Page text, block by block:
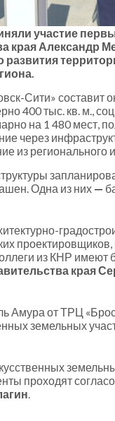
участие
края Александр
развития
Сити» составит
400 тыс. кв. м.,
на 1 480 мест,
через
из регионального
Одна из них —
из КНР
края
Амура от ТРЦ
земельных
проходят
.